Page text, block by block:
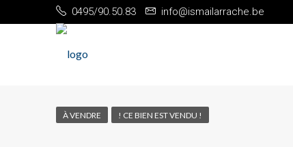
0495/90.50.83 info@ismailarrache.be
À VENDRE ! CE BIEN EST VENDU !